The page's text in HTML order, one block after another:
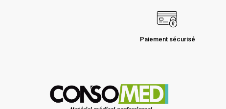
Paiement sécurisé